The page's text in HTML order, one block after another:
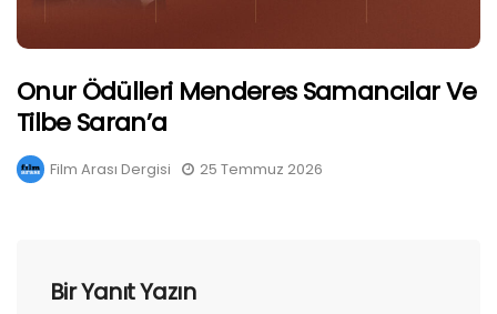
Onur Ödülleri Menderes Samancılar Ve
Tilbe Saran’a
Film Arası Dergisi 25 Temmuz 2026
Bir Yanıt Yazın